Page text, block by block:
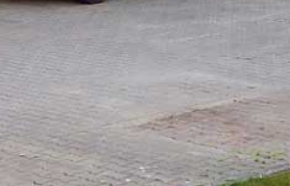
und Realisierung durch
www.online-profession.de